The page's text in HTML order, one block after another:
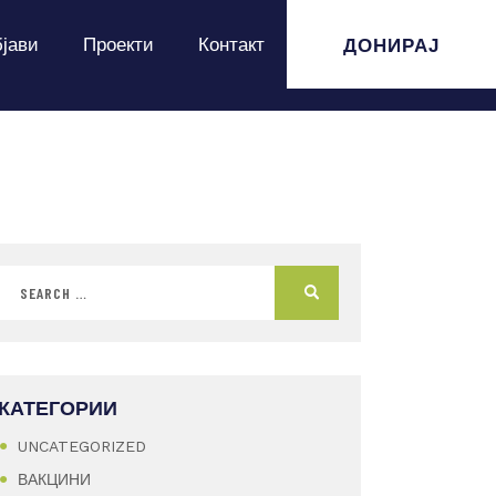
Проекти Контакт ДОНИРАЈ
КАТЕГОРИИ
UNCATEGORIZED
ВАКЦИНИ